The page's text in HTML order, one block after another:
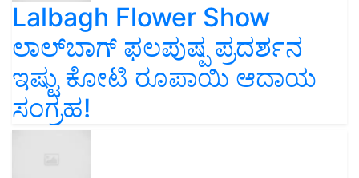
Lalbagh Flower Show
ಲಾಲ್‌ಬಾಗ್ ಫಲಪುಷ್ಪ ಪ್ರದರ್ಶನ
ಇಷ್ಟು ಕೋಟಿ ರೂಪಾಯಿ ಆದಾಯ
ಸಂಗ್ರಹ!